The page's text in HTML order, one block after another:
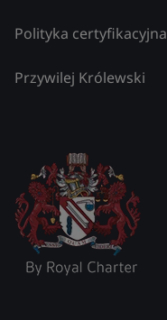
Polityka certyfikacyjna
Przywilej Królewski